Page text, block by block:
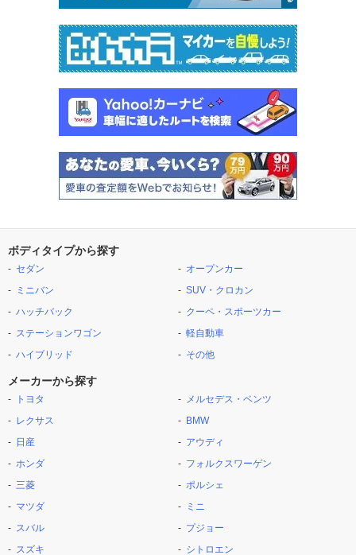
ボディタイプから探す
セダン
ミニバン
ハッチバック
ステーションワゴン
ハイブリッド
オープンカー
SUV・クロカン
クーペ・スポーツカー
軽自動車
その他
メーカーから探す
トヨタ
レクサス
日産
ホンダ
三菱
マツダ
スバル
スズキ
メルセデス・ベンツ
BMW
アウディ
フォルクスワーゲン
ポルシェ
ミニ
プジョー
シトロエン